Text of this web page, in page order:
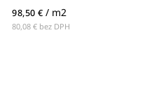
80,08 € bez DPH
98,50 € / m2